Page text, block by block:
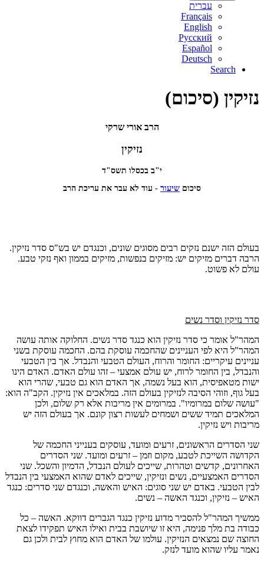
עברית
Français
English
Русский
Español
Deutsch
Search
נזיקין (סיכום)
הרב אורי שרקי
נזיקין
י"ב בכסלו תשס"ד
סיכום שיעור - עוד לא עבר את עריכת הרב
בעולם הזה ישנם נזקים רבים מסוגים שונים, וכנגדם יש בש"ס סדר נזיקין.
הרבה דברים מזיקים יש: מזיקים בנפשות, מזיקים בממון ואף נזקי טבע.
עולם לא פשוט.
סדר נזיקין וסדר נשים
המהר"ל אומר כי סדר נזיקין הוא כנגד סדר נשים. החלוקה אותה עושה
המהר"ל היא לפי העניינים שהחכמה עוסקת בהם. החכמה עוסקת בשני
עניינים עיקריים: החומר והרוח, העולם הטבעי והנבדל. אך בין הטבעי
והנבדל, בין החומר לרוח, יש עולם אמצעי – זהו עולם האדם. האדם הינו
ישות מטאפיסית, הוא בעל נשמה, אך האדם הוא גם טבעי, שהרי הוא
בעל גוף, וזוהי הסיבה לנזיקין בעולם הזה. במלאכים אין נזיקין. הקב"ה הוא:
"עושה שלום במרומיו". במרומים אין מריבות אלא רק שלום, ולכן
המלאכים תמיד ששים ושמחים לעשות רצון קונם. אך בעולם הזה יש
מריבות ויש נזיקין.
שני הסדרים הראשונים, זרעים ומועד, עוסקים בענייני החכמה של
הקדושה השייכת לטבע, מקום וזמן – זרעים ומועד. שני הסדרים
האחרונים, קדשים וטהרות, שייכים לעולם הנבדל, הדמיון והשכל. שני
הסדרים האמצעיים, נשים ונזיקין, שייכים לאדם שהוא האמצעי בין הנבדל
לבין הטבעי. באדם יש שני סוגים: האיש והאשה, וכנגדם שני סדרים: כנגד
האיש – נזיקין, וכנגד האשה – נשים.
ממשיך המהר"ל להסביר מדוע נזיקין כנגד הגברים דווקא. האשה – כל
כבודה בת מלך פנימה, היא זו שיושבת בבית ואילו האיש תפקידו לצאת
החוצה שם נמצאים הנזיקין. עולמו של האדם הוא מחוץ לבית ולכן גם
נאמר עליו שהוא מועד לנזק.